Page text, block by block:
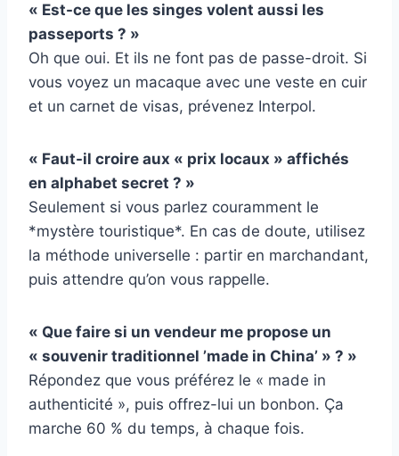
« Est-ce que les singes volent aussi les
passeports ? »
Oh que oui. Et ils ne font pas de passe-droit. Si
vous voyez un macaque avec une veste en cuir
et un carnet de visas, prévenez Interpol.
« Faut-il croire aux « prix locaux » affichés
en alphabet secret ? »
Seulement si vous parlez couramment le
*mystère touristique*. En cas de doute, utilisez
la méthode universelle : partir en marchandant,
puis attendre qu’on vous rappelle.
« Que faire si un vendeur me propose un
« souvenir traditionnel ’made in China’ » ? »
Répondez que vous préférez le « made in
authenticité », puis offrez-lui un bonbon. Ça
marche 60 % du temps, à chaque fois.